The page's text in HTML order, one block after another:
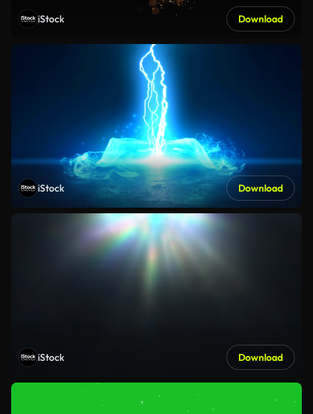
iStock Download
iStock Download
iStock Download